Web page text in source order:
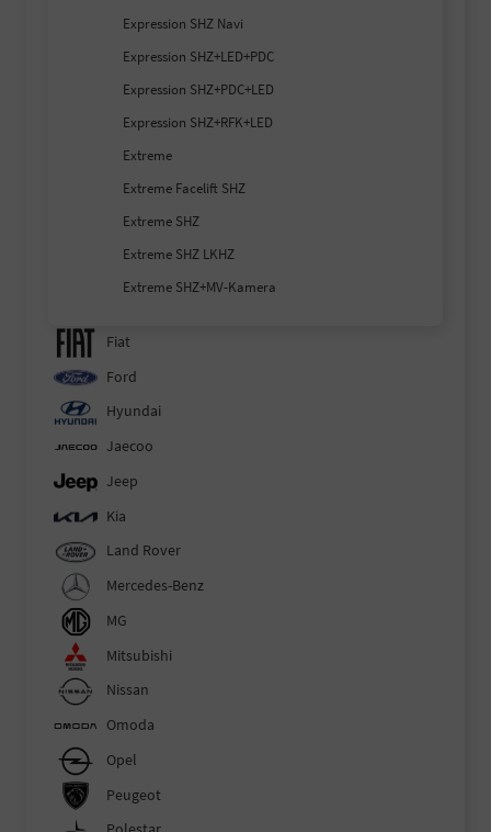
Expression SHZ Navi
Expression SHZ+LED+PDC
Expression SHZ+PDC+LED
Expression SHZ+RFK+LED
Extreme
Extreme Facelift SHZ
Extreme SHZ
Extreme SHZ LKHZ
Extreme SHZ+MV-Kamera
Fiat
Ford
Hyundai
Jaecoo
Jeep
Kia
Land Rover
Mercedes-Benz
MG
Mitsubishi
Nissan
Omoda
Opel
Peugeot